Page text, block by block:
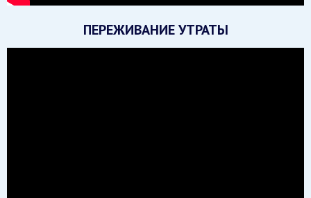
ПЕРЕЖИВАНИЕ УТРАТЫ